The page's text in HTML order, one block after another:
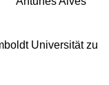
Universität zu